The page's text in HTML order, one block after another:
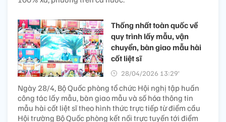
Thống nhất toàn quốc về
quy trình lấy mẫu, vận
chuyển, bàn giao mẫu hài
cốt liệt sĩ
28/04/2026 13:29’
Ngày 28/4, Bộ Quốc phòng tổ chức Hội nghị tập huấn
công tác lấy mẫu, bàn giao mẫu và số hóa thông tin
mẫu hài cốt liệt sĩ theo hình thức trực tiếp từ điểm cầu
Hội trường Bộ Quốc phòng kết nối trực tuyến tới điểm